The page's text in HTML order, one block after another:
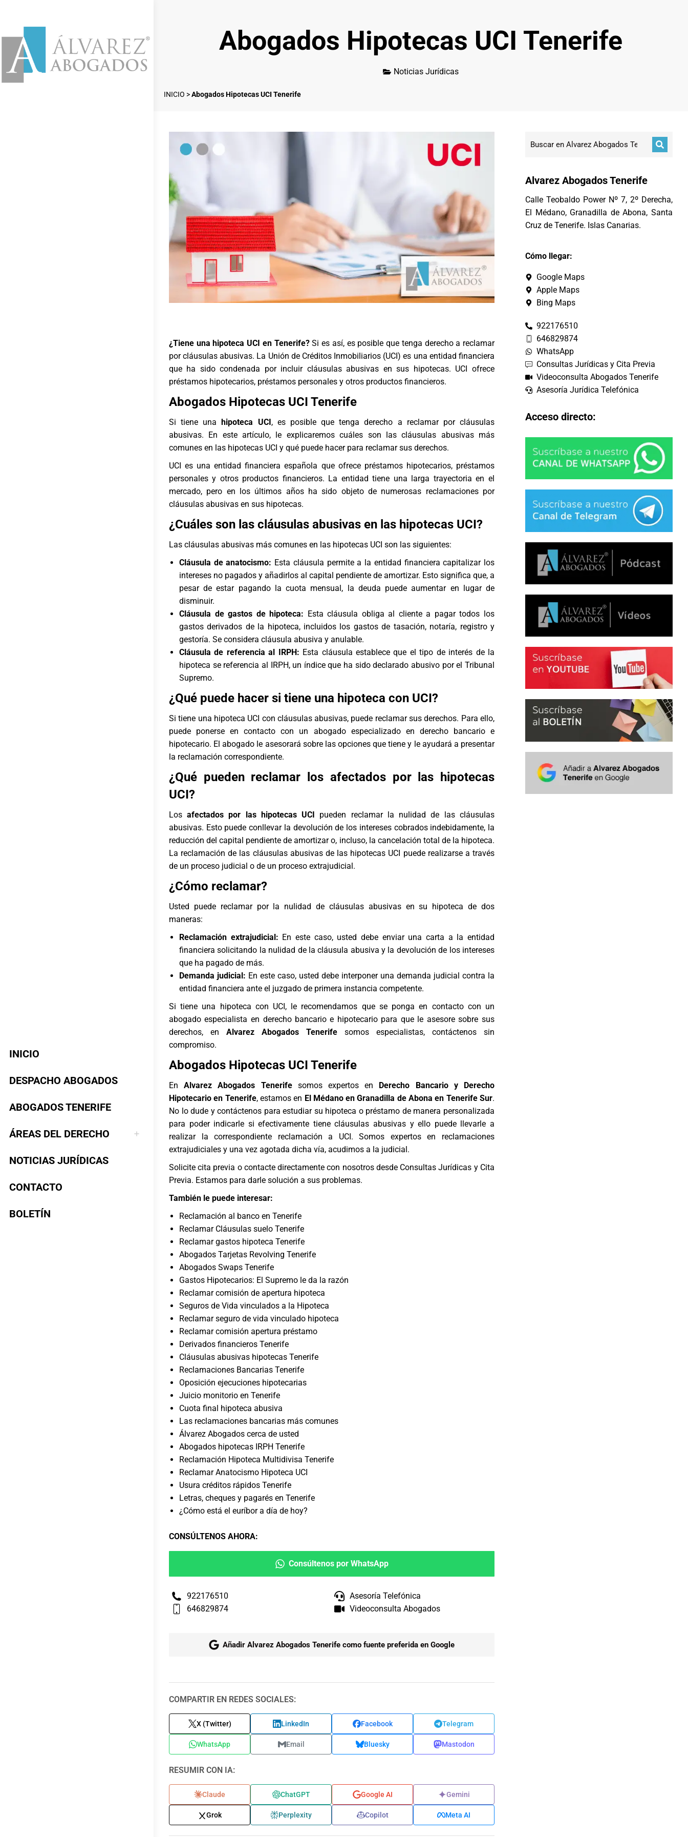
INICIO
DESPACHO ABOGADOS
ABOGADOS TENERIFE
ÁREAS DEL DERECHO
NOTICIAS JURÍDICAS
CONTACTO
BOLETÍN
Abogados Hipotecas UCI Tenerife
Noticias Jurídicas
INICIO >Abogados Hipotecas UCI Tenerife
¿Tiene una hipoteca UCI en Tenerife?Si es así, es posible que tenga derecho a reclamar
por cláusulas abusivas. La Unión de Créditos Inmobiliarios (UCI) es una entidad financiera
que ha sido condenada por incluir cláusulas abusivas en sus hipotecas. UCI ofrece
préstamos hipotecarios, préstamos personales y otros productos financieros.
Abogados Hipotecas UCI Tenerife
Si tiene unahipoteca UCI, es posible que tenga derecho a reclamar por cláusulas
abusivas. En este artículo, le explicaremos cuáles son las cláusulas abusivas más
comunes en las hipotecas UCI y qué puede hacer para reclamar sus derechos.
UCI es una entidad financiera española que ofrece préstamos hipotecarios, préstamos
personales y otros productos financieros. La entidad tiene una larga trayectoria en el
mercado, pero en los últimos años ha sido objeto de numerosas reclamaciones por
cláusulas abusivas en sus hipotecas.
¿Cuáles son las cláusulas abusivas en las hipotecas UCI?
Las cláusulas abusivas más comunes en las hipotecas UCI son las siguientes:
Cláusula de anatocismo: Esta cláusula permite a la entidad financiera capitalizar los
intereses no pagados y añadirlos al capital pendiente de amortizar. Esto significa que, a
pesar de estar pagando la cuota mensual, la deuda puede aumentar en lugar de
disminuir.
Cláusula de gastos de hipoteca: Esta cláusula obliga al cliente a pagar todos los
gastos derivados de la hipoteca, incluidos los gastos de tasación, notaría, registro y
gestoría. Se considera cláusula abusiva y anulable.
Cláusula de referencia al IRPH: Esta cláusula establece que el tipo de interés de la
hipoteca se referencia al IRPH, un índice que ha sido declarado abusivo por el Tribunal
Supremo.
¿Qué puede hacer si tiene una hipoteca con UCI?
Si tiene una hipoteca UCI con cláusulas abusivas, puede reclamar sus derechos. Para ello,
puede ponerse en contacto con un abogado especializado en derecho bancario e
hipotecario. El abogado le asesorará sobre las opciones que tiene y le ayudará a presentar
la reclamación correspondiente.
¿Qué pueden reclamar los afectados por las hipotecas
UCI?
Losafectados por las hipotecas UCI pueden reclamar la nulidad de las cláusulas
abusivas. Esto puede conllevar la devolución de los intereses cobrados indebidamente, la
reducción del capital pendiente de amortizar o, incluso, la cancelación total de la hipoteca.
La reclamación de las cláusulas abusivas de las hipotecas UCI puede realizarse a través
de un proceso judicial o de un proceso extrajudicial.
¿Cómo reclamar?
Usted puede reclamar por la nulidad de cláusulas abusivas en su hipoteca de dos
maneras:
Reclamación extrajudicial: En este caso, usted debe enviar una carta a la entidad
financiera solicitando la nulidad de la cláusula abusiva y la devolución de los intereses
que ha pagado de más.
Demanda judicial: En este caso, usted debe interponer una demanda judicial contra la
entidad financiera ante el juzgado de primera instancia competente.
Si tiene una hipoteca con UCI, le recomendamos que se ponga en contacto con un
abogado especialista en derecho bancario e hipotecario para que le asesore sobre sus
derechos, en Alvarez Abogados Tenerife somos especialistas, contáctenos sin
compromiso.
Abogados Hipotecas UCI Tenerife
EnAlvarez Abogados Tenerifesomos expertos en Derecho Bancario y Derecho
Hipotecario en Tenerife, estamos en El Médano en Granadilla de Abona en Tenerife Sur.
No lo dude y contáctenos para estudiar su hipoteca o préstamo de manera personalizada
para poder indicarle si efectivamente tiene cláusulas abusivas y ello puede llevarle a
realizar la correspondiente reclamación a UCI. Somos expertos en reclamaciones
extrajudiciales y una vez agotada dicha vía, acudimos a la judicial.
Solicite cita previa o contacte directamente con nosotros desde Consultas Jurídicas y Cita
Previa. Estamos para darle solución a sus problemas.
También le puede interesar:
Reclamación al banco en Tenerife
Reclamar Cláusulas suelo Tenerife
Reclamar gastos hipoteca Tenerife
Abogados Tarjetas Revolving Tenerife
Abogados Swaps Tenerife
Gastos Hipotecarios: El Supremo le da la razón
Reclamar comisión de apertura hipoteca
Seguros de Vida vinculados a la Hipoteca
Reclamar seguro de vida vinculado hipoteca
Reclamar comisión apertura préstamo
Derivados financieros Tenerife
Cláusulas abusivas hipotecas Tenerife
Reclamaciones Bancarias Tenerife
Oposición ejecuciones hipotecarias
Juicio monitorio en Tenerife
Cuota final hipoteca abusiva
Las reclamaciones bancarias más comunes
Álvarez Abogados cerca de usted
Abogados hipotecas IRPH Tenerife
Reclamación Hipoteca Multidivisa Tenerife
Reclamar Anatocismo Hipoteca UCI
Usura créditos rápidos Tenerife
Letras, cheques y pagarés en Tenerife
¿Cómo está el euríbor a día de hoy?
CONSÚLTENOS AHORA:
Consúltenos por WhatsApp
922176510
646829874
Asesoría Telefónica
Videoconsulta Abogados
Añadir Alvarez Abogados Tenerife como fuente preferida en Google
COMPARTIR EN REDES SOCIALES:
X (Twitter) LinkedIn Facebook Telegram
WhatsApp Email Bluesky Mastodon
RESUMIR CON IA:
Claude ChatGPT Google AI Gemini
Grok Perplexity Copilot Meta AI
Alvarez Abogados Tenerife
Calle Teobaldo Power Nº 7, 2º Derecha,
El Médano, Granadilla de Abona, Santa
Cruz de Tenerife. Islas Canarias.
Cómo llegar:
Google Maps
Apple Maps
Bing Maps
922176510
646829874
WhatsApp
Consultas Jurídicas y Cita Previa
Videoconsulta Abogados Tenerife
Asesoría Jurídica Telefónica
Acceso directo: